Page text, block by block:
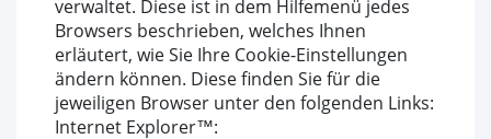
verwaltet. Diese ist in dem Hilfemenü jedes
Browsers beschrieben, welches Ihnen
erläutert, wie Sie Ihre Cookie-Einstellungen
ändern können. Diese finden Sie für die
jeweiligen Browser unter den folgenden Links:
Internet Explorer™: